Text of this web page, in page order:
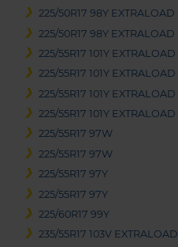
225/50R17 98Y EXTRALOAD
225/50R17 98Y EXTRALOAD
225/55R17 101Y EXTRALOAD
225/55R17 101Y EXTRALOAD
225/55R17 101Y EXTRALOAD
225/55R17 101Y EXTRALOAD
225/55R17 97W
225/55R17 97W
225/55R17 97Y
225/55R17 97Y
225/60R17 99Y
235/55R17 103V EXTRALOAD